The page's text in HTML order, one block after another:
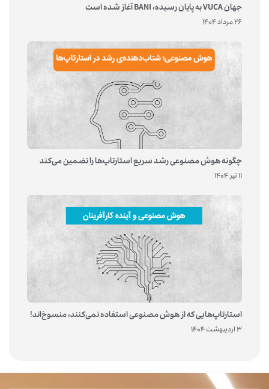
جهان VUCA به پایان رسیده، BANI آغاز شده است
26 مرداد 1404
چگونه هوش مصنوعی رشد سریع استارتاپ‌ها را تضمین می‌کند
11 تیر 1404
استارتاپ‌هایی که از هوش مصنوعی استفاده نمی‌کنند، منسوخ‌اند!
3 اردیبهشت 1404